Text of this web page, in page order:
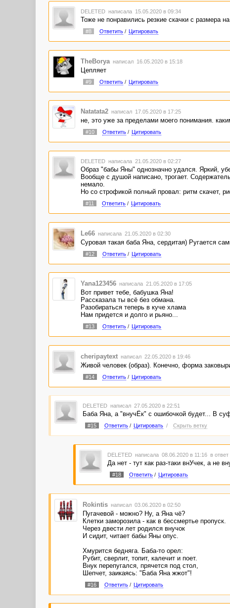
DELETED написала 15.05.2020 в 09:34
Тоже не понравились резкие скачки с размера
#8 Ответить/ Цитировать
TheBorya написал 16.05.2020 в 15:18
Цепляет
#9 Ответить/ Цитировать
Natatata2 написал 17.05.2020 в 17:25
не, это уже за пределами моего понимания.
#10 Ответить/ Цитировать
DELETED написала 21.05.2020 в 02:27
Образ "бабы Яны" однозначно удался. Яркий,
Вообще с душой написано, трогает.
немало.
Но со строфикой полный провал: ритм скачет,
#11 Ответить/ Цитировать
Le66 написала 21.05.2020 в 02:30
Суровая такая баба Яна, сердитая) Ругается
#12 Ответить/ Цитировать
Yana123456 написала 21.05.2020 в 17:05
Вот привет тебе, бабушка Яна!
Рассказала ты всё без обмана.
Разобираться теперь в куче хлама
Нам придется и долго и рьяно...
#13 Ответить/ Цитировать
cheripaytext написал 22.05.2020 в 19:46
Живой человек (образ). Конечно, форма
#14 Ответить/ Цитировать
DELETED написал 27.05.2020 в 22:51
Баба Яна, а "внучЁк" с ошибочкой будет... В
#15 Ответить/ Цитировать / Скрыть ветку
DELETED написала 08.06.2020 в 11:16 в ответ
Да нет - тут как раз-таки внУчек, а не
#18 Ответить/ Цитировать
Rokintis написал 03.06.2020 в 02:50
Пугачевой - можно? Ну, а Яна чё?
Клетки заморозила - как в бессмертье пропуск.
Через двести лет родился внучок
И сидит, читает бабы Яны опус.
Хмурится бедняга. Баба-то орел:
Рубит, сверлит, топит, калечит и поет.
Внук перепугался, прячется под стол,
Шепчет, заикаясь: "Баба Яна жжот"!
#16 Ответить/ Цитировать